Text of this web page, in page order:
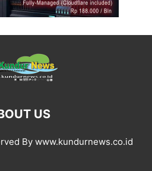
US
By www.kundurnews.co.id